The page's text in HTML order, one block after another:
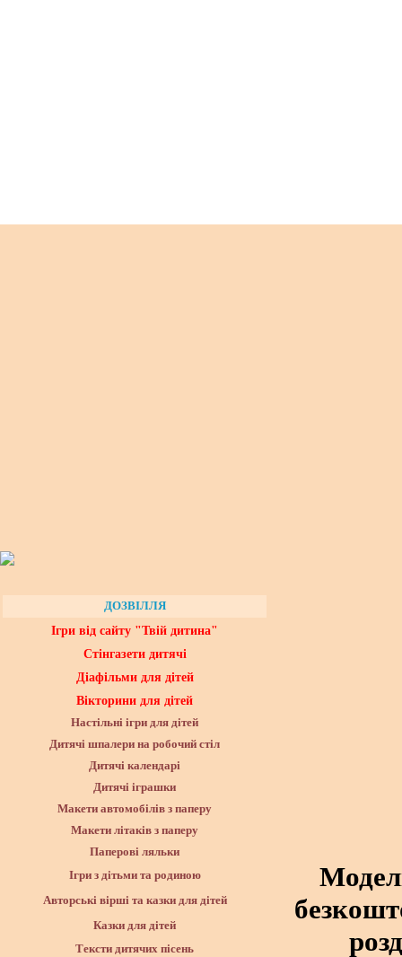
ДОЗВІЛЛЯ
Ігри від сайту "Твій дитина"
Стінгазети дитячі
Діафільми для дітей
Вікторини для дітей
Настільні ігри для дітей
Дитячі шпалери на робочий стіл
Дитячі календарі
Дитячі іграшки
Макети автомобілів з паперу
Макети літаків з паперу
Паперові ляльки
Ігри з дітьми та родиною
Авторські вірші та казки для дітей
Казки для дітей
Тексти дитячих пісень